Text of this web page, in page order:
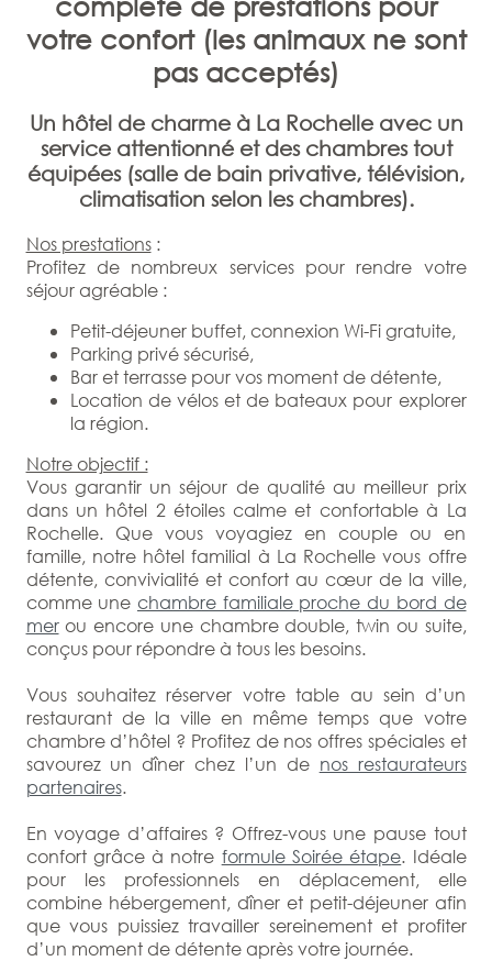
votre confort (les animaux ne sont
pas acceptés)
Un hôtel de charme à La Rochelle avec un
service attentionné et des chambres tout
équipées (salle de bain privative, télévision,
climatisation selon les chambres).
Nos prestations:
Profitez de nombreux services pour rendre votre
séjour agréable :
Petit-déjeuner buffet, connexion Wi-Fi gratuite,
Parking privé sécurisé,
Bar et terrasse pour vos moment de détente,
Location de vélos et de bateaux pour explorer
la région.
Notre objectif :
Vous garantir un séjour de qualité au meilleur prix
dans un hôtel 2 étoiles calme et confortable à La
Rochelle. Que vous voyagiez en couple ou en
famille, notre hôtel familial à La Rochelle vous offre
détente, convivialité et confort au cœur de la ville,
comme une chambre familiale proche du bord de
merou encore une chambre double, twin ou suite,
conçus pour répondre à tous les besoins.
Vous souhaitez réserver votre table au sein d’un
restaurant de la ville en même temps que votre
chambre d’hôtel ? Profitez de nos offres spéciales et
savourez un dîner chez l’un de nos restaurateurs
partenaires.
En voyage d’affaires ? Offrez-vous une pause tout
confort grâce à notre formule Soirée étape. Idéale
pour les professionnels en déplacement, elle
combine hébergement, dîner et petit-déjeuner afin
que vous puissiez travailler sereinement et profiter
d’un moment de détente après votre journée.